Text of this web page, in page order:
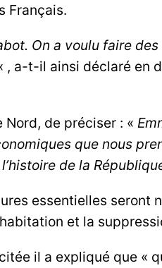
Français.
On a voulu faire
, a-t-il ainsi déclaré en
Nord, de préciser : «
que nous
de la
essentielles seront
et la
il a expliqué que «